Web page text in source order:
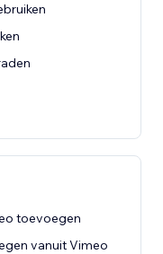
toevoegen
vanuit Vimeo